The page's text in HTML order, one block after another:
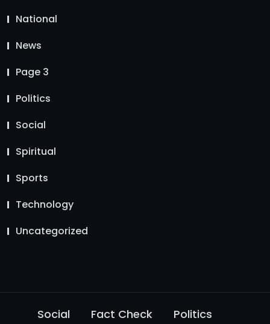
National
News
Page 3
Politics
Social
Spiritual
Sports
Technology
Uncategorized
Social Fact Check
Politics